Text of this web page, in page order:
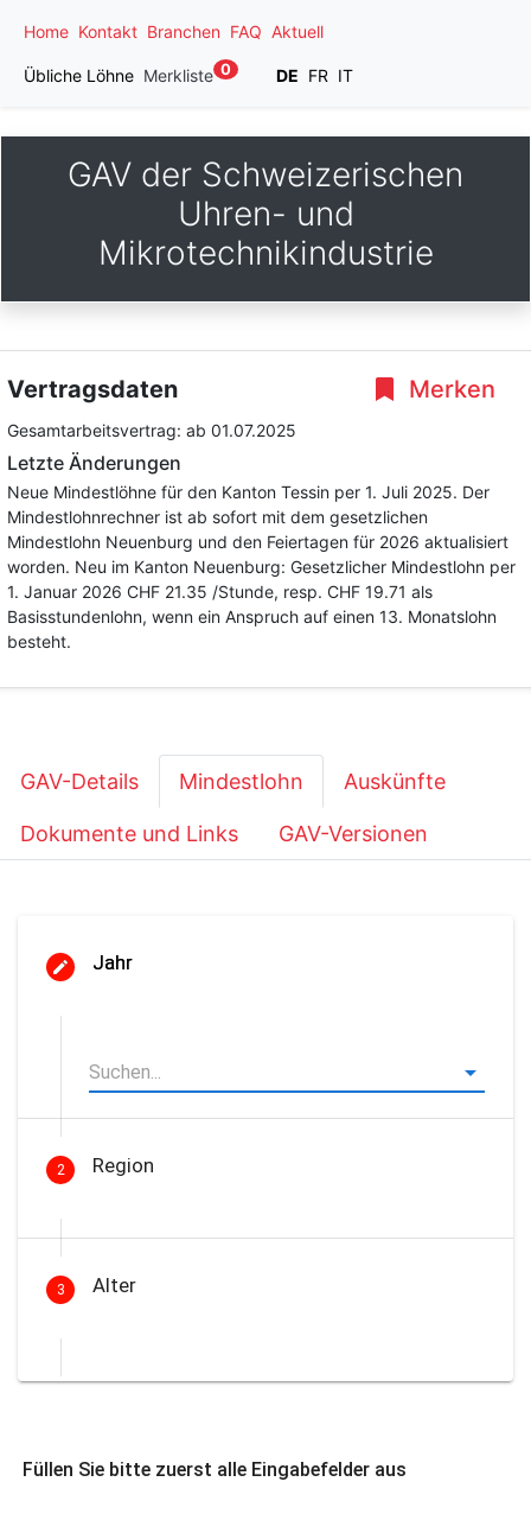
Home Kontakt Branchen FAQ Aktuell
Übliche Löhne Merkliste 0 DE FR IT
GAV der Schweizerischen
Uhren- und
Mikrotechnikindustrie
Merken
Vertragsdaten
Gesamtarbeitsvertrag: ab 01.07.2025
Letzte Änderungen
Neue Mindestlöhne für den Kanton Tessin per 1. Juli 2025. Der
Mindestlohnrechner ist ab sofort mit dem gesetzlichen
Mindestlohn Neuenburg und den Feiertagen für 2026 aktualisiert
worden. Neu im Kanton Neuenburg: Gesetzlicher Mindestlohn per
1. Januar 2026 CHF 21.35 /Stunde, resp. CHF 19.71 als
Basisstundenlohn, wenn ein Anspruch auf einen 13. Monatslohn
besteht.
GAV-Details Mindestlohn Auskünfte
Dokumente und Links GAV-Versionen
Jahr
2 Region
3 Alter
Füllen Sie bitte zuerst alle Eingabefelder aus